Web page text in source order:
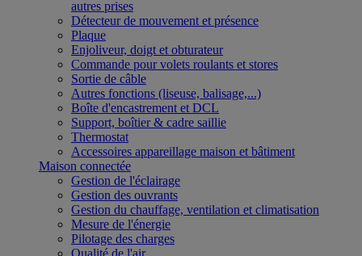
autres prises
Détecteur de mouvement et présence
Plaque
Enjoliveur, doigt et obturateur
Commande pour volets roulants et stores
Sortie de câble
Autres fonctions (liseuse, balisage,...)
Boîte d'encastrement et DCL
Support, boîtier & cadre saillie
Thermostat
Accessoires appareillage maison et bâtiment
Maison connectée
Gestion de l'éclairage
Gestion des ouvrants
Gestion du chauffage, ventilation et climatisation
Mesure de l'énergie
Pilotage des charges
Qualité de l'air